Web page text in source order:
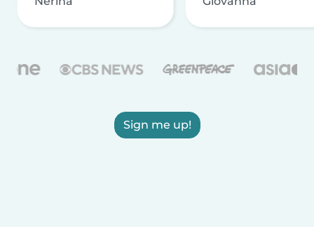
Sign me up!